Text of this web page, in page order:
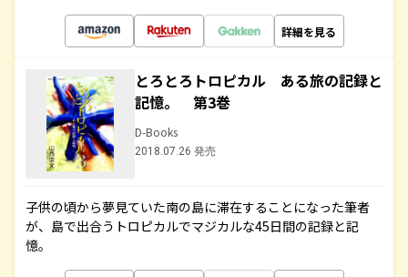
詳細を見る
とろとろトロピカル ある旅の記録と
記憶。 第3巻
D-Books
2018.07.26 発売
子供の頃から夢見ていた南の島に滞在することになった筆者
が、島で出合うトロピカルでマジカルな45日間の記録と記
憶。